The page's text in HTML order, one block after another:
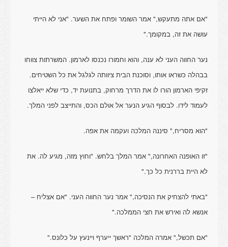
"אם אתה מתעקש," אמר השומר ופתח את השער. "אני לא הייתי
עושה את זה, במקומך."
נער החווה העני לא ענה, והוא וחמורו נכנסו לארמון. המשרתות צווחו
בבהלה כשראו אותו, וסוכנת הבית ציוותה לגלגל את כל השטיחים.
זקיפי הארמון הורו לו את הדרך מרחוק, בתנועת יד, כדי שלא ייאלצו
לעמוד לידו. לבסוף הגיע הנער אל אולם הכס, והתייצב לפני המלך.
"הוא מסריח," סיננה המלכה ועקמה את אפה.
"זו האופנה האחרונה," אמר המלך בלחש. "וחוץ מזה, מגיע לה. את
לא היית בררנית כל כך."
"באתי להצחיק את הנסיכה," אמר נער החווה העני. "אם אצליח –
אנשא לה ואירש את חצי הממלכה."
"אם תכשל," אמרה המלכה "ראשך ייערף ויינעץ על כלונס."